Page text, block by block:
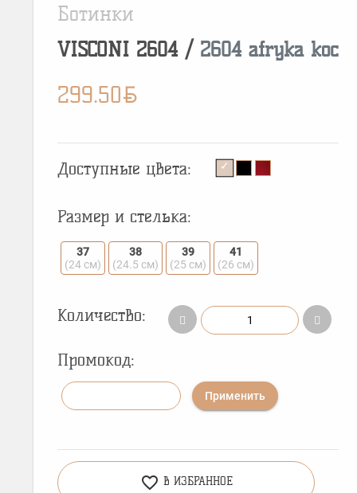
Ботинки
VISCONI 2604 / 2604 afryka koc
299.50BYN
Доступные цвета:
Размер и стелька:
37
(24 см)
38
(24.5 см)
39
(25 см)
41
(26 см)
Количество:
Промокод:
Применить
favorite_border В ИЗБРАННОЕ